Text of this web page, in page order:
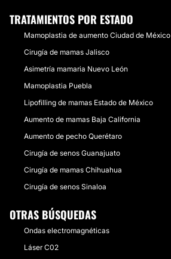
TRATAMIENTOS POR ESTADO
Mamoplastia de aumento Ciudad de México
Cirugía de mamas Jalisco
Asimetría mamaria Nuevo León
Mamoplastia Puebla
Lipofilling de mamas Estado de México
Aumento de mamas Baja California
Aumento de pecho Querétaro
Cirugía de senos Guanajuato
Cirugía de mamas Chihuahua
Cirugía de senos Sinaloa
OTRAS BÚSQUEDAS
Ondas electromagnéticas
Láser C02